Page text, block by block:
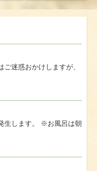
迷惑おかけしますが、
生します。 ※お風呂は朝